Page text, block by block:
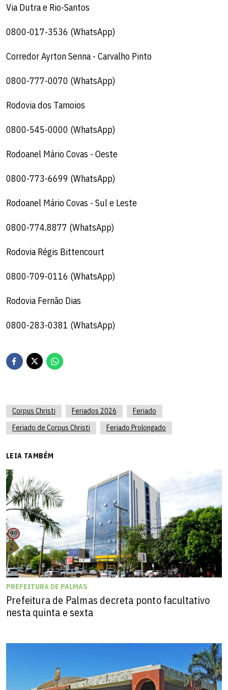
Via Dutra e Rio-Santos
0800-017-3536 (WhatsApp)
Corredor Ayrton Senna - Carvalho Pinto
0800-777-0070 (WhatsApp)
Rodovia dos Tamoios
0800-545-0000 (WhatsApp)
Rodoanel Mário Covas - Oeste
0800-773-6699 (WhatsApp)
Rodoanel Mário Covas - Sul e Leste
0800-774.8877 (WhatsApp)
Rodovia Régis Bittencourt
0800-709-0116 (WhatsApp)
Rodovia Fernão Dias
0800-283-0381 (WhatsApp)
Corpus Christi Feriados 2026
Feriado
Feriado de Corpus Christi
Feriado Prolongado
LEIA TAMBÉM
PREFEITURA DE PALMAS
Prefeitura de Palmas decreta ponto facultativo
nesta quinta e sexta